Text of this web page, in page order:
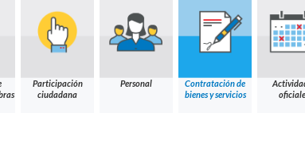
Participación
ciudadana
Personal
Contratación de
bienes y servicios